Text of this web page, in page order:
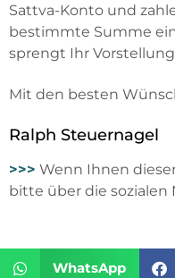
Sattva-Konto und
bestimmte Summe
sprengt Ihr
Mit den besten
Ralph Steuernagel
>>> Wenn Ihnen
bitte über die
WhatsApp